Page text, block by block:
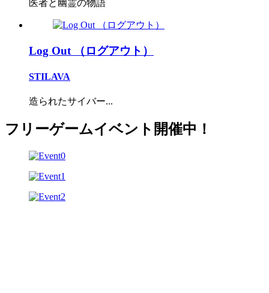
医者と幽霊の物語
Log Out （ログアウト）
STILAVA
造られたサイバー...
フリーゲームイベント開催中！